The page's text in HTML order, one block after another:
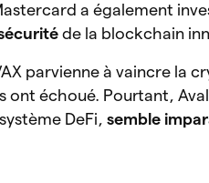
a également
de la blockchain
parvienne à vaincre la
ont échoué. Pourtant,
DeFi, semble